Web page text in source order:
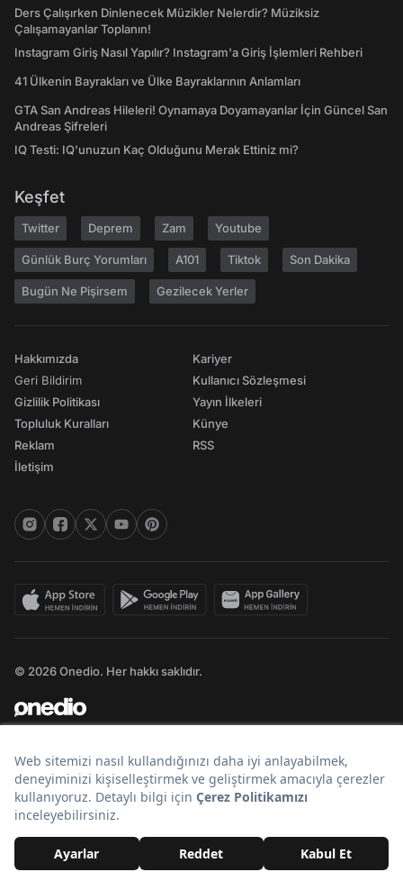
Ders Çalışırken Dinlenecek Müzikler Nelerdir? Müziksiz
Çalışamayanlar Toplanın!
Instagram Giriş Nasıl Yapılır? Instagram'a Giriş İşlemleri Rehberi
41 Ülkenin Bayrakları ve Ülke Bayraklarının Anlamları
GTA San Andreas Hileleri! Oynamaya Doyamayanlar İçin Güncel San
Andreas Şifreleri
IQ Testi: IQ'unuzun Kaç Olduğunu Merak Ettiniz mi?
Keşfet
Twitter Deprem Zam Youtube
Günlük Burç Yorumları A101 Tiktok Son Dakika
Bugün Ne Pişirsem Gezilecek Yerler
Hakkımızda
Geri Bildirim
Gizlilik Politikası
Topluluk Kuralları
Reklam
İletişim
Kariyer
Kullanıcı Sözleşmesi
Yayın İlkeleri
Künye
RSS
© 2026 Onedio. Her hakkı saklıdır.
Bir markasıdır.